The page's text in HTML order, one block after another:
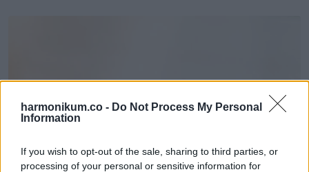
harmonikum.co - Do Not Process My Personal
Information
If you wish to opt-out of the sale, sharing to third parties, or
processing of your personal or sensitive information for